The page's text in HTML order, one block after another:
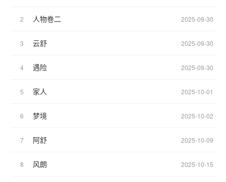
2 人物卷二 2025-09-30
3 云舒 2025-09-30
4 遇险 2025-09-30
5 家人 2025-10-01
6 梦境 2025-10-02
7 阿舒 2025-10-09
8 风朗 2025-10-15